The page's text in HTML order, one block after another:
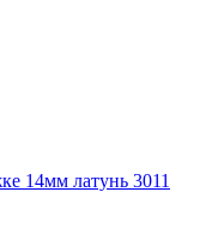
14мм латунь 3011